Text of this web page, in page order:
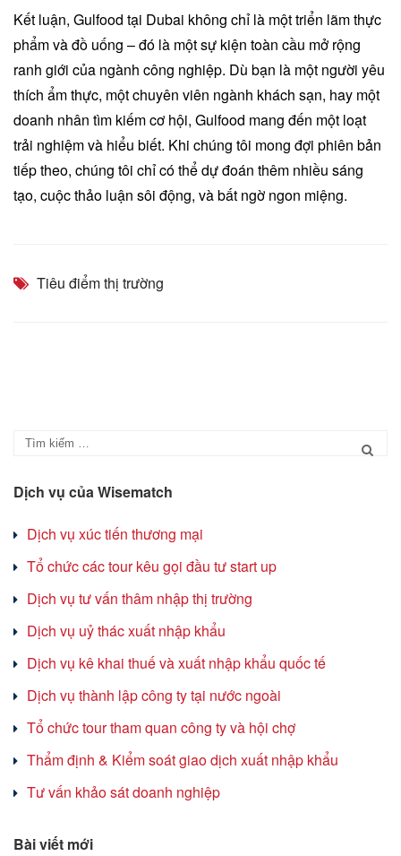
Kết luận, Gulfood tại Dubai không chỉ là một triển lãm thực
phẩm và đồ uống – đó là một sự kiện toàn cầu mở rộng
ranh giới của ngành công nghiệp. Dù bạn là một người yêu
thích ẩm thực, một chuyên viên ngành khách sạn, hay một
doanh nhân tìm kiếm cơ hội, Gulfood mang đến một loạt
trải nghiệm và hiểu biết. Khi chúng tôi mong đợi phiên bản
tiếp theo, chúng tôi chỉ có thể dự đoán thêm nhiều sáng
tạo, cuộc thảo luận sôi động, và bất ngờ ngon miệng.
Tiêu điểm thị trường
Dịch vụ của Wisematch
Dịch vụ xúc tiến thương mại
Tổ chức các tour kêu gọi đầu tư start up
Dịch vụ tư vấn thâm nhập thị trường
Dịch vụ uỷ thác xuất nhập khẩu
Dịch vụ kê khai thuế và xuất nhập khẩu quốc tế
Dịch vụ thành lập công ty tại nước ngoài
Tổ chức tour tham quan công ty và hội chợ
Thẩm định & Kiểm soát giao dịch xuất nhập khẩu
Tư vấn khảo sát doanh nghiệp
Bài viết mới